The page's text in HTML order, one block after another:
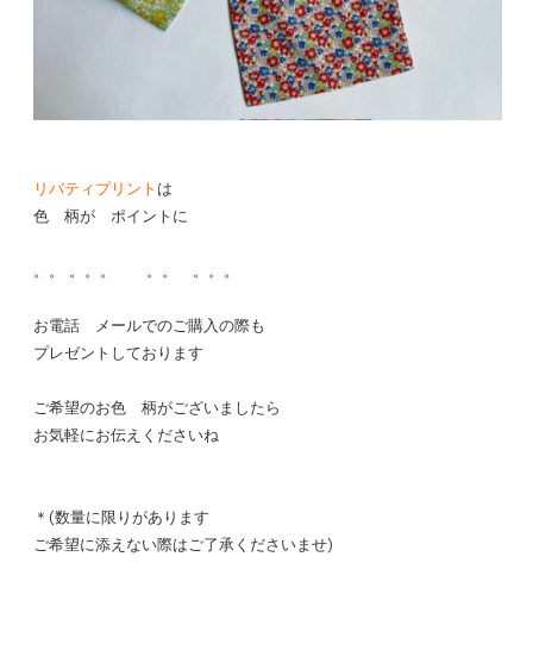
リバティプリント は
色 柄が ポイントに
。。 。。。 。。 。。。
お電話 メールでのご購入の際も
プレゼントしております
ご希望のお色 柄がございましたら
お気軽にお伝えくださいね
＊(数量に限りがあります
ご希望に添えない際はご了承くださいませ)